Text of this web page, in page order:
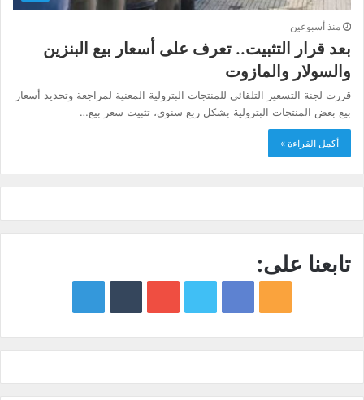
منذ أسبوعين
بعد قرار التثبيت.. تعرف على أسعار بيع البنزين
والسولار والمازوت
قررت لجنة التسعير التلقائي للمنتجات البترولية المعنية لمراجعة وتحديد أسعار
بيع بعض المنتجات البترولية بشكل ربع سنوي، تثبيت سعر بيع…
أكمل القراءة »
تابعنا على: